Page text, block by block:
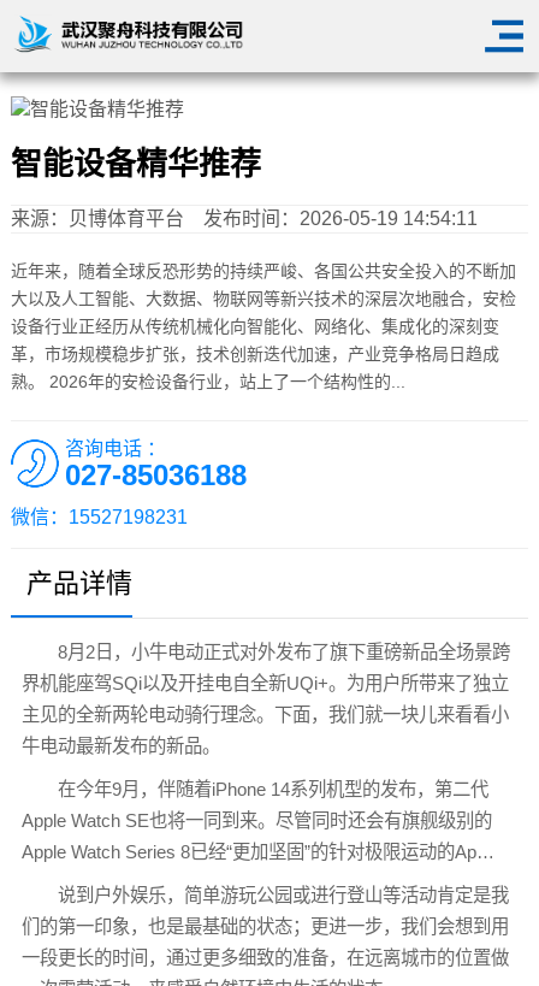
智能设备精华推荐
来源： 贝博体育平台 发布时间：2026-05-19 14:54:11
近年来，随着全球反恐形势的持续严峻、各国公共安全投入的不断加
大以及人工智能、大数据、物联网等新兴技术的深层次地融合，安检
设备行业正经历从传统机械化向智能化、网络化、集成化的深刻变
革，市场规模稳步扩张，技术创新迭代加速，产业竞争格局日趋成
熟。 2026年的安检设备行业，站上了一个结构性的...
咨询电话 ：
027-85036188
微信：15527198231
产品详情
8月2日，小牛电动正式对外发布了旗下重磅新品全场景跨
界机能座驾SQi以及开挂电自全新UQi+。为用户所带来了独立
主见的全新两轮电动骑行理念。下面，我们就一块儿来看看小
牛电动最新发布的新品。
在今年9月，伴随着iPhone 14系列机型的发布，第二代
Apple Watch SE也将一同到来。尽管同时还会有旗舰级别的
Apple Watch Series 8已经“更加坚固”的针对极限运动的Ap…
说到户外娱乐，简单游玩公园或进行登山等活动肯定是我
们的第一印象，也是最基础的状态；更进一步，我们会想到用
一段更长的时间，通过更多细致的准备，在远离城市的位置做